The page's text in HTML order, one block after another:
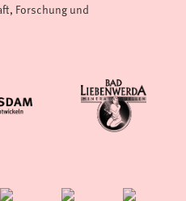
Forschung und